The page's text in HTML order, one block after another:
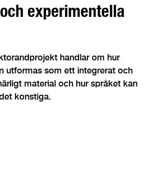
experimentella
handlar om hur
utformas som ett integrerat och
material och hur språket kan
konstiga.